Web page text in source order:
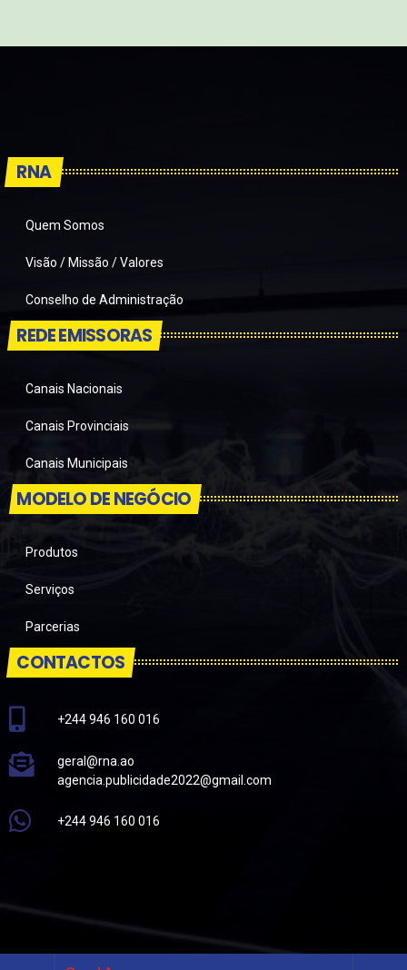
RNA
Quem Somos
Visão / Missão / Valores
Conselho de Administração
REDE EMISSORAS
Canais Nacionais
Canais Provinciais
Canais Municipais
MODELO DE NEGÓCIO
Produtos
Serviços
Parcerias
CONTACTOS
+244 946 160 016
geral@rna.ao
agencia.publicidade2022@gmail.com
+244 946 160 016